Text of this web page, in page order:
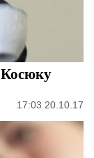
Косюку
17:03 20.10.17